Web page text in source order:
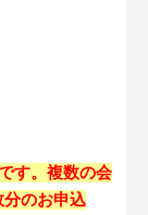
す。複数の会
のお申込